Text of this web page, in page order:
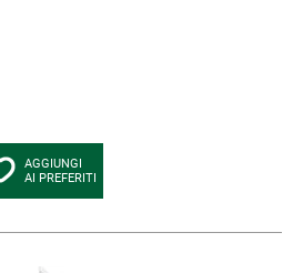
AGGIUNGI
AI PREFERITI